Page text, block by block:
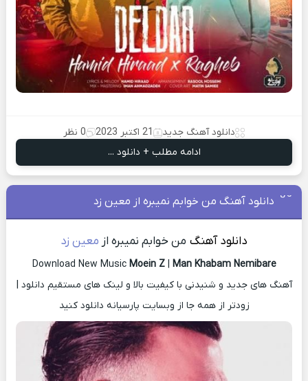
دانلود آهنگ جدید 21 اکتبر 2023
0 نظر
ادامه مطلب + دانلود ...
دانلود آهنگ من خوابم نمیبره از معین زد
دانلود آهنگ من خوابم نمیبره از معین زد
Download New Music Moein Z| Man Khabam Nemibare
آهنگ های جدید و شنیدنی با کیفیت بالا و لینک های مستقیم دانلود |
زودتر از همه جا از وبسایت پارسیانه دانلود کنید